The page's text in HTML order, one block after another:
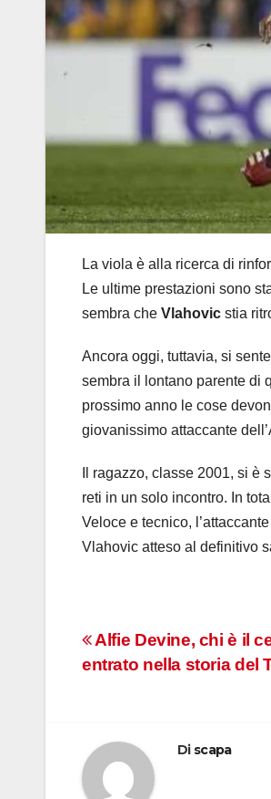
La viola è alla ricerca di
Le ultime prestazioni sono
sembra che Vlahovic stia
Ancora oggi, tuttavia, si
sembra il lontano parente di
prossimo anno le cose
giovanissimo attaccante
Il ragazzo, classe 2001, si
reti in un solo incontro. In
Veloce e tecnico,
Vlahovic atteso al definitivo
Navigazione
Alfie Devine, chi è il
entrato nella storia del
Di scapa